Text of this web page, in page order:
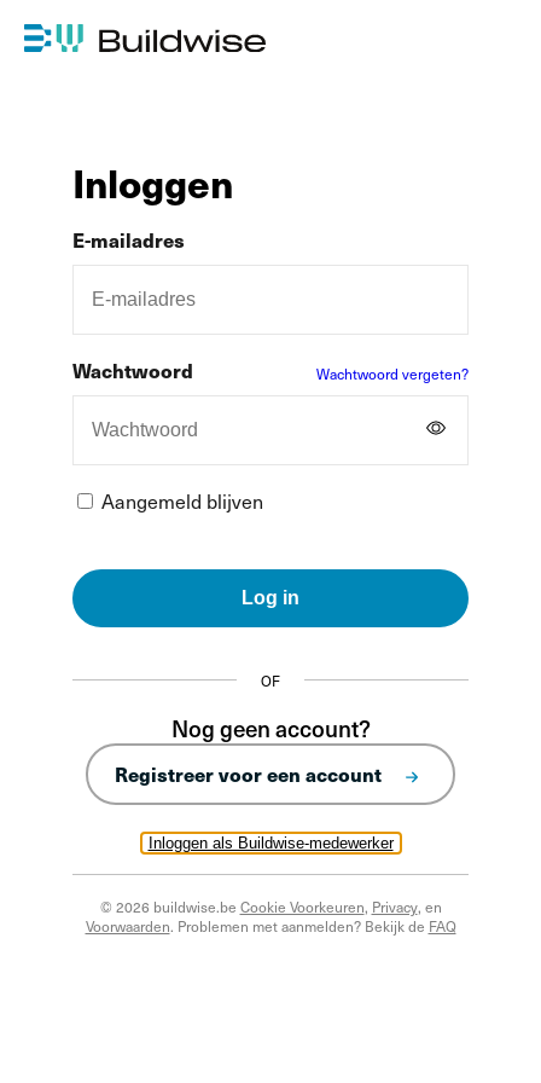
Inloggen
Inloggen als Buildwise-medewerker
E-mailadres
Wachtwoord Wachtwoord vergeten?
Aangemeld blijven
Log in
OF
Nog geen account?
Registreer voor een account
© 2026 buildwise.be Cookie Voorkeuren, Privacy, en
Voorwaarden. Problemen met aanmelden? Bekijk de FAQ